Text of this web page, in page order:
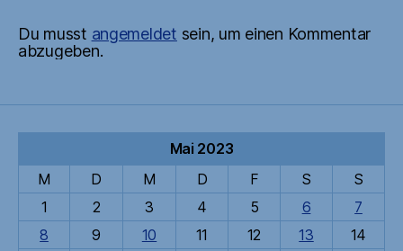
Du musst angemeldet sein, um einen Kommentar
abzugeben.
Mai 2023
M
D M D F S
S
1
2 3 4 5 6
7
8
9 10 11 12 13 14